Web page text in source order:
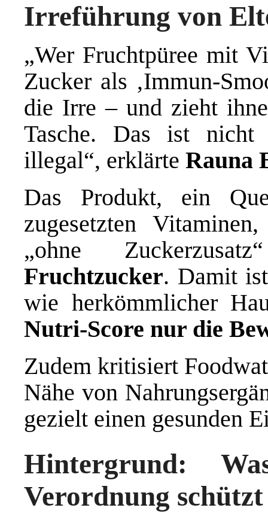
Irreführung von
„Wer Fruchtpüree mit
Zucker als ‚Immun-
die Irre – und zieht
Tasche. Das ist nicht
illegal“, erklärte Rauna
Das Produkt, ein
zugesetzten
„ohne
Fruchtzucker. Damit
wie herkömmlicher
Nutri-Score nur die
Zudem kritisiert
Nähe von
gezielt einen gesunden
Hintergrund:
Verordnung schützt